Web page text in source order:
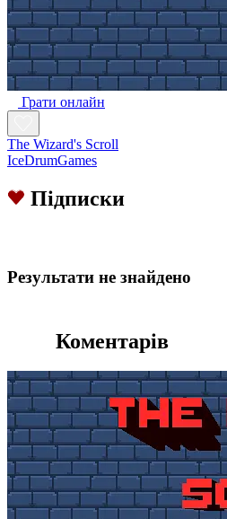
Грати онлайн
The Wizard's Scroll
IceDrumGames
Підписки
Результати не знайдено
Коментарів